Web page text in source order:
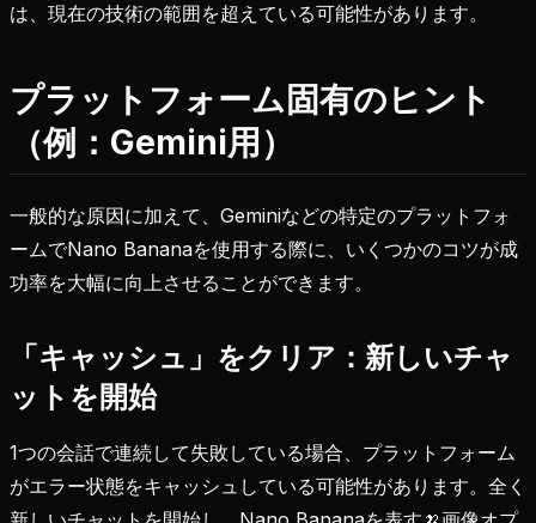
は、現在の技術の範囲を超えている可能性があります。
プラットフォーム固有のヒント
（例：Gemini用）
一般的な原因に加えて、Geminiなどの特定のプラットフォ
ームでNano Bananaを使用する際に、いくつかのコツが成
功率を大幅に向上させることができます。
「キャッシュ」をクリア：新しいチャ
ットを開始
1つの会話で連続して失敗している場合、プラットフォーム
がエラー状態をキャッシュしている可能性があります。全く